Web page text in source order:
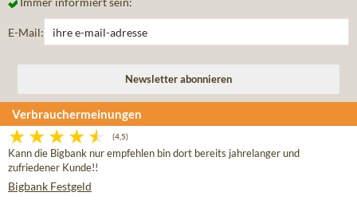
E-Mail:
Verbrauchermeinungen
(4,5)
Kann die Bigbank nur empfehlen bin dort bereits jahrelanger und
zufriedener Kunde!!
Bigbank Festgeld